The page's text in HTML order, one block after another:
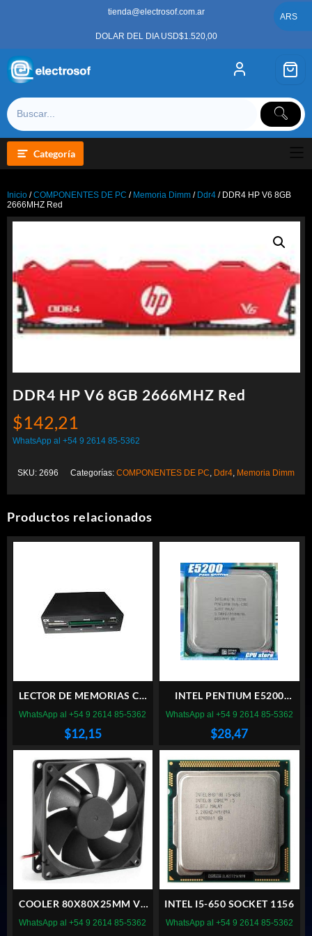
tienda@electrosof.com.ar
DOLAR DEL DIA USD$1.520,00
Categoría
Inicio /COMPONENTES DE PC / Memoria Dimm / Ddr4 / DDR4 HP V6 8GB
2666MHZ Red
DDR4 HP V6 8GB 2666MHZ Red
$142,21
WhatsApp al +54 9 2614 85-5362
SKU: 2696 Categorías: COMPONENTES DE PC, Ddr4, Memoria Dimm
Productos relacionados
LECTOR DE MEMORIAS CX
INTERNO
$12,15
WhatsApp al +54 9 2614 85-5362
INTEL PENTIUM E5200
SOCKET 775
$28,47
WhatsApp al +54 9 2614 85-5362
COOLER 80X80X25MM VT
BUJE 8CM 12V FICHA
WhatsApp al +54 9 2614 85-5362
INTEL I5-650 SOCKET 1156
WhatsApp al +54 9 2614 85-5362
ARS